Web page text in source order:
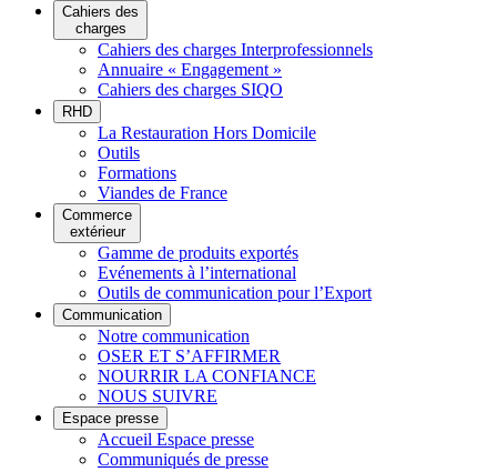
Cahiers des
charges
Cahiers des charges Interprofessionnels
Annuaire « Engagement »
Cahiers des charges SIQO
RHD
La Restauration Hors Domicile
Outils
Formations
Viandes de France
Commerce
extérieur
Gamme de produits exportés
Evénements à l’international
Outils de communication pour l’Export
Communication
Notre communication
OSER ET S’AFFIRMER
NOURRIR LA CONFIANCE
NOUS SUIVRE
Espace presse
Accueil Espace presse
Communiqués de presse